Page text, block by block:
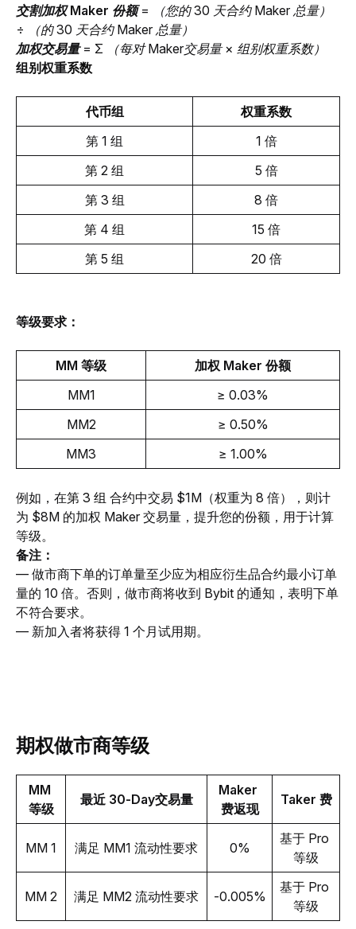
交割加权 Maker 份额 = （您的 30 天合约 Maker 总量）
÷ （的 30 天合约 Maker 总量）
加权交易量 = Σ （每对 Maker交易量 × 组别权重系数）
组别权重系数
代币组
权重系数
第 1 组
1 倍
第 2 组
5 倍
第 3 组
8 倍
第 4 组
15 倍
第 5 组
20 倍
等级要求：
MM 等级
加权 Maker 份额
MM1
≥ 0.03%
MM2
≥ 0.50%
MM3
≥ 1.00%
例如，在第 3 组 合约中交易 $1M（权重为 8 倍），则计
为 $8M 的加权 Maker 交易量，提升您的份额，用于计算
等级。
备注：
— 做市商下单的订单量至少应为相应衍生品合约最小订单
量的 10 倍。否则，做市商将收到 Bybit 的通知，表明下单
不符合要求。
— 新加入者将获得 1 个月试用期。
期权做市商等级
MM
等级
最近 30-Day交易量
Maker
费返现
Taker 费
MM 1 满足 MM1 流动性要求 0%
基于 Pro
等级
MM 2 满足 MM2 流动性要求 -0.005%
基于 Pro
等级